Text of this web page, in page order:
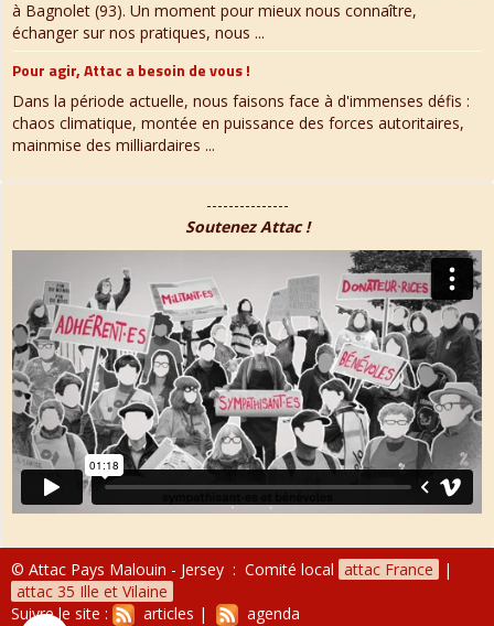
à Bagnolet (93). Un moment pour mieux nous connaître,
échanger sur nos pratiques, nous ...
Pour agir, Attac a besoin de vous !
Dans la période actuelle, nous faisons face à d'immenses défis :
chaos climatique, montée en puissance des forces autoritaires,
mainmise des milliardaires ...
---------------
Soutenez Attac !
© Attac Pays Malouin - Jersey : Comité local attac France
|
attac 35 Ille et Vilaine
Suivre le site :
articles | agenda